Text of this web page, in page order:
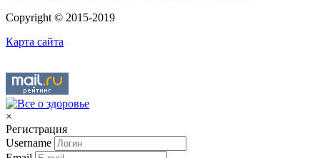
Copyright © 2015-2019
Карта сайта
×
Регистрация
Username